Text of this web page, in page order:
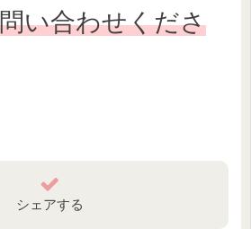
い合わせくださ
シェアする